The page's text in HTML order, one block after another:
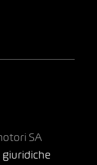
SA
giuridiche